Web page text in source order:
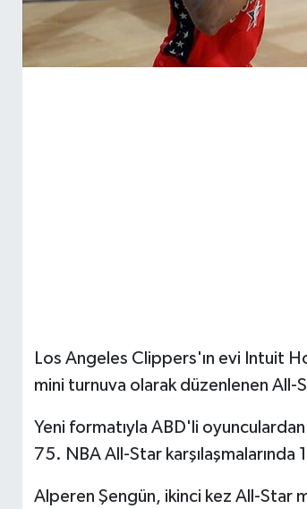
Los Angeles Clippers'ın evi Intuit
mini turnuva olarak düzenlenen All-
Yeni formatıyla ABD'li
75. NBA All-Star karşılaşmalarında
Alperen Şengün, ikinci kez All-Star